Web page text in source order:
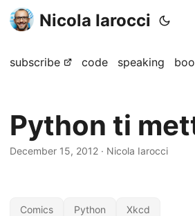
Nicola Iarocci
subscribe code speaking
Python ti
December 15, 2012 · Nicola Iarocci
Comics Python Xkcd